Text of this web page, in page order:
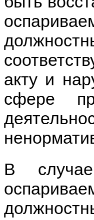
акту и
сфере
В